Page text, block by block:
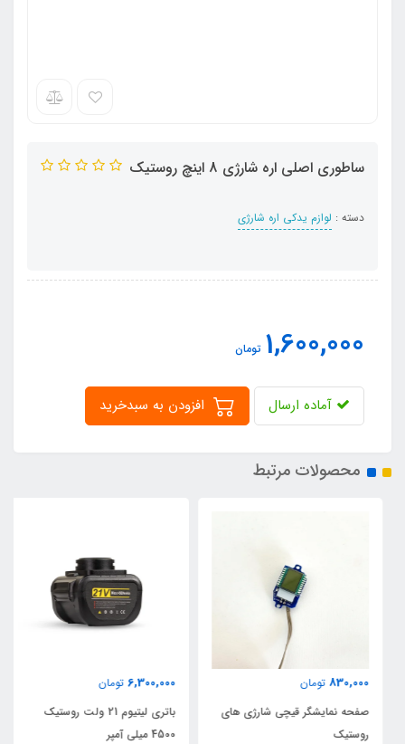
ساطوری اصلی اره شارژی 8 اینچ روستیک
دسته : لوازم یدکی اره شارژی
1,600,000 تومان
آماده ارسال
محصولات مرتبط
830,000 تومان
صفحه نمایشگر قیچی شارژی های
روستیک
6,300,000 تومان
باتری لیتیوم 21 ولت روستیک
4500 میلی آمپر